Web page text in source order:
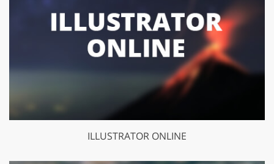
ILLUSTRATOR ONLINE